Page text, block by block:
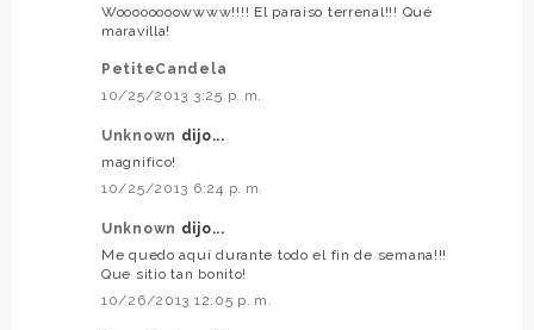
Woooooooowwww!!!! El paraiso terrenal!!! Qué
maravilla!
PetiteCandela
10/25/2013 3:25 p. m.
Unknown dijo...
magnifico!
10/25/2013 6:24 p. m.
Unknown dijo...
Me quedo aquí durante todo el fin de semana!!!
Que sitio tan bonito!
10/26/2013 12:05 p. m.